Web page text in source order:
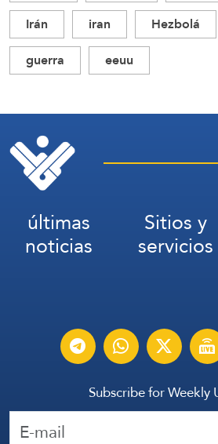
Irán
iran Hezbolá
guerra
eeuu
últimas
noticias
Sitios y
servicios
Subscribe for Weekly